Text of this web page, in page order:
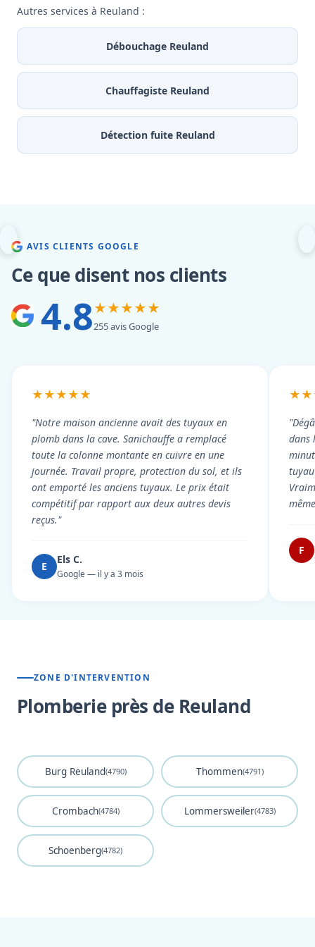
Autres services à Reuland :
Débouchage Reuland
Chauffagiste Reuland
Détection fuite Reuland
AVIS CLIENTS GOOGLE
Ce que disent nos clients
4.8★★★★★
255 avis Google
★★★★★
"Notre maison ancienne avait des tuyaux en
plomb dans la cave. Sanichauffe a remplacé
toute la colonne montante en cuivre en une
journée. Travail propre, protection du sol, et ils
ont emporté les anciens tuyaux. Le prix était
compétitif par rapport aux deux autres devis
reçus."
E
Els C.
Google — il y a 3 mois
dans
F
ZONE D'INTERVENTION
Plomberie près de Reuland
Burg Reuland(4790) Thommen(4791)
Crombach(4784) Lommersweiler(4783)
Schoenberg(4782)